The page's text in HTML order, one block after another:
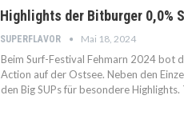
Highlights der Bitburger 0,0%
SUPERFLAVOR Mai 18, 2024
Beim Surf-Festival Fehmarn 2024 bot
Action auf der Ostsee. Neben den
den Big SUPs für besondere Highlights.